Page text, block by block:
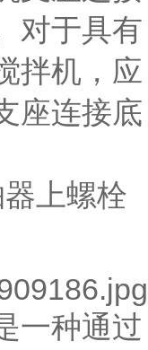
对于具有
拌机，应
座连接底
上螺栓
一种通过